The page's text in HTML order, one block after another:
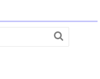
